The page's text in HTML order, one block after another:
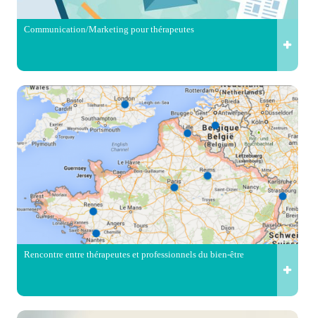
Communication/Marketing pour thérapeutes
Rencontre entre thérapeutes et professionnels du bien-être